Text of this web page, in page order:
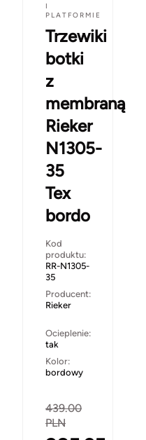
I
PLATFORMIE
Trzewiki
botki
z
membraną
Rieker
N1305-
35
Tex
bordo
Kod
produktu:
RR-N1305-
35
Producent:
Rieker
Ocieplenie:
tak
Kolor:
bordowy
439.00
PLN